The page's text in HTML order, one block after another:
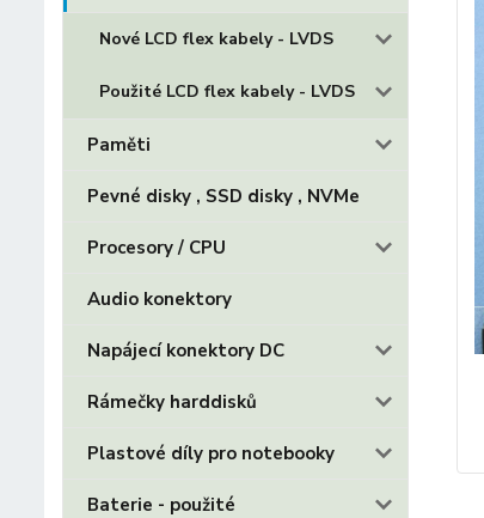
Nové LCD flex kabely - LVDS
Použité LCD flex kabely - LVDS
Paměti
Pevné disky , SSD disky , NVMe
Procesory / CPU
Audio konektory
Napájecí konektory DC
Rámečky harddisků
Plastové díly pro notebooky
Baterie - použité